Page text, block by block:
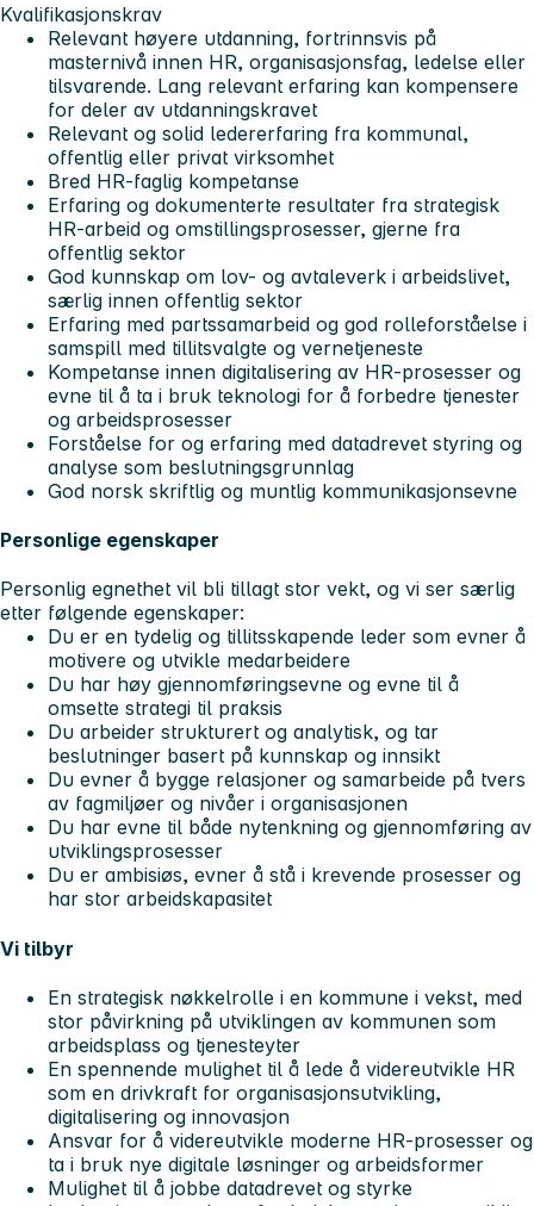
Kvalifikasjonskrav
Relevant høyere utdanning, fortrinnsvis på
masternivå innen HR, organisasjonsfag, ledelse eller
tilsvarende. Lang relevant erfaring kan kompensere
for deler av utdanningskravet
Relevant og solid ledererfaring fra kommunal,
offentlig eller privat virksomhet
Bred HR-faglig kompetanse
Erfaring og dokumenterte resultater fra strategisk
HR-arbeid og omstillingsprosesser, gjerne fra
offentlig sektor
God kunnskap om lov- og avtaleverk i arbeidslivet,
særlig innen offentlig sektor
Erfaring med partssamarbeid og god rolleforståelse i
samspill med tillitsvalgte og vernetjeneste
Kompetanse innen digitalisering av HR-prosesser og
evne til å ta i bruk teknologi for å forbedre tjenester
og arbeidsprosesser
Forståelse for og erfaring med datadrevet styring og
analyse som beslutningsgrunnlag
God norsk skriftlig og muntlig kommunikasjonsevne
Personlige egenskaper
Personlig egnethet vil bli tillagt stor vekt, og vi ser særlig
etter følgende egenskaper:
Du er en tydelig og tillitsskapende leder som evner å
motivere og utvikle medarbeidere
Du har høy gjennomføringsevne og evne til å
omsette strategi til praksis
Du arbeider strukturert og analytisk, og tar
beslutninger basert på kunnskap og innsikt
Du evner å bygge relasjoner og samarbeide på tvers
av fagmiljøer og nivåer i organisasjonen
Du har evne til både nytenkning og gjennomføring av
utviklingsprosesser
Du er ambisiøs, evner å stå i krevende prosesser og
har stor arbeidskapasitet
Vi tilbyr
En strategisk nøkkelrolle i en kommune i vekst, med
stor påvirkning på utviklingen av kommunen som
arbeidsplass og tjenesteyter
En spennende mulighet til å lede å videreutvikle HR
som en drivkraft for organisasjonsutvikling,
digitalisering og innovasjon
Ansvar for å videreutvikle moderne HR-prosesser og
ta i bruk nye digitale løsninger og arbeidsformer
Mulighet til å jobbe datadrevet og styrke